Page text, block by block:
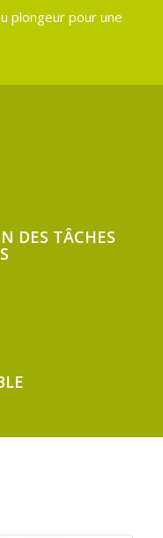
plongeur pour une
DES TÂCHES